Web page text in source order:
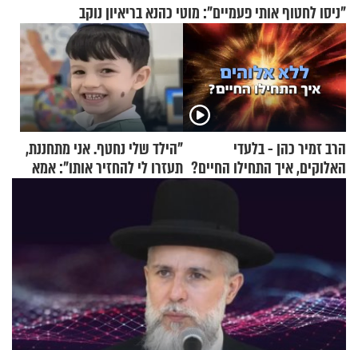
"ניסו לחטוף אותי פעמיים": מוטי כהנא בריאיון נוקב
הרב זמיר כהן - בלעדי
האלוקים, איך התחילו החיים?
"הילד שלי נחטף. אני מתחננת,
תעזרו לי להחזיר אותו": אמא